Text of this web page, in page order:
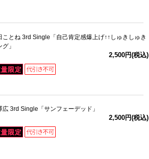
ことね 3rd Single「自己肯定感爆上げ↑↑しゅきしゅき
」
2,500円(税込)
広 3rd Single「サンフェーデッド」
2,500円(税込)